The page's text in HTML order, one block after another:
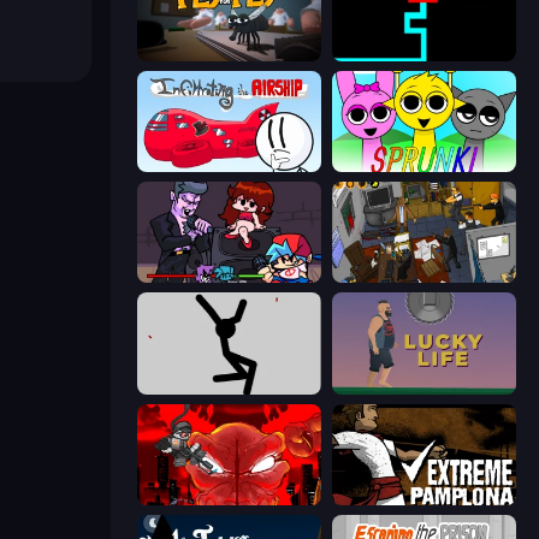
Fly for Fly Scary Maze
Infiltrating the Airship Sprunki
Friday Night Funkin' Foreign Creature 2
Lucky Life
Madness Accelerant Extreme Pamplona